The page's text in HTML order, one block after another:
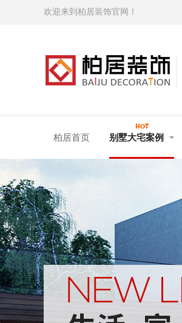
欢迎来到柏居装饰官网！
柏居首页 别墅大宅案例